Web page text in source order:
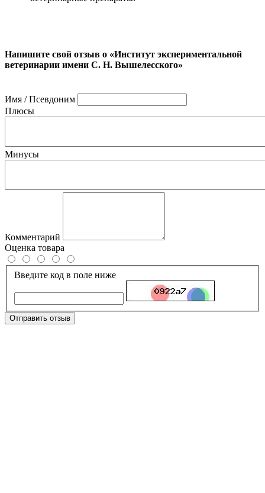
Напишите свой отзыв о «Институт экспериментальной
ветеринарии имени С. Н. Вышелесского»
Имя / Псевдоним
Плюсы
Минусы
Комментарий
Оценка товара
Введите код в поле ниже
Отправить отзыв